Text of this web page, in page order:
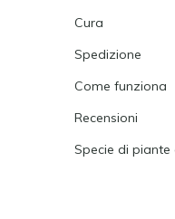
Cura
Spedizione
Come funziona
Recensioni
Specie di piante